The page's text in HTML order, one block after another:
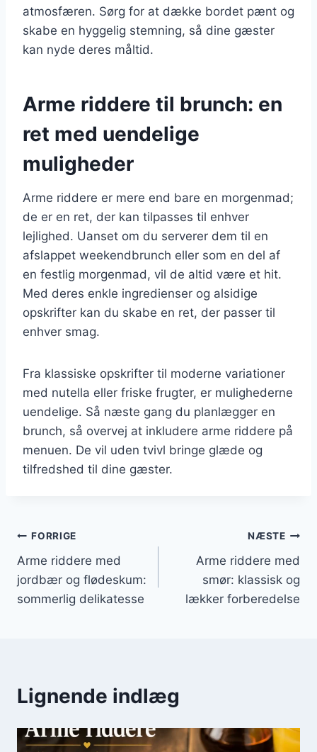
atmosfæren. Sørg for at dække bordet pænt og
skabe en hyggelig stemning, så dine gæster
kan nyde deres måltid.
Arme riddere til brunch: en
ret med uendelige
muligheder
Arme riddere er mere end bare en morgenmad;
de er en ret, der kan tilpasses til enhver
lejlighed. Uanset om du serverer dem til en
afslappet weekendbrunch eller som en del af
en festlig morgenmad, vil de altid være et hit.
Med deres enkle ingredienser og alsidige
opskrifter kan du skabe en ret, der passer til
enhver smag.
Fra klassiske opskrifter til moderne variationer
med nutella eller friske frugter, er mulighederne
uendelige. Så næste gang du planlægger en
brunch, så overvej at inkludere arme riddere på
menuen. De vil uden tvivl bringe glæde og
tilfredshed til dine gæster.
Indlægsnavigation
FORRIGE
Arme riddere med
jordbær og flødeskum:
sommerlig delikatesse
NÆSTE
Arme riddere med
smør: klassisk og
lækker forberedelse
Lignende indlæg